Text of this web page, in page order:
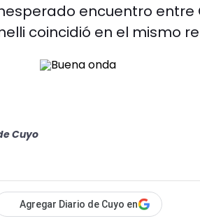
encuentro entre
coincidió en el mismo
Cuyo
Agregar Diario de Cuyo en